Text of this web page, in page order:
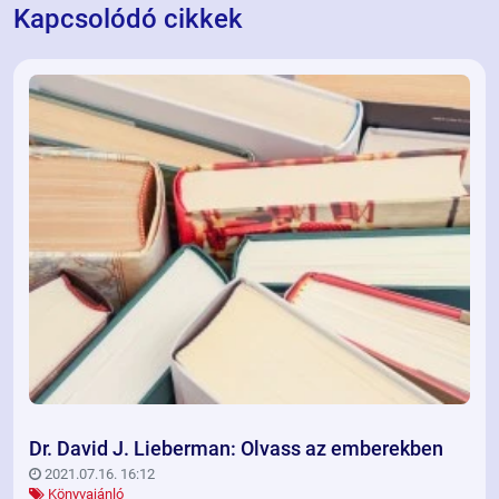
Kapcsolódó cikkek
Dr. David J. Lieberman: Olvass az emberekben
2021.07.16. 16:12
Könyvajánló